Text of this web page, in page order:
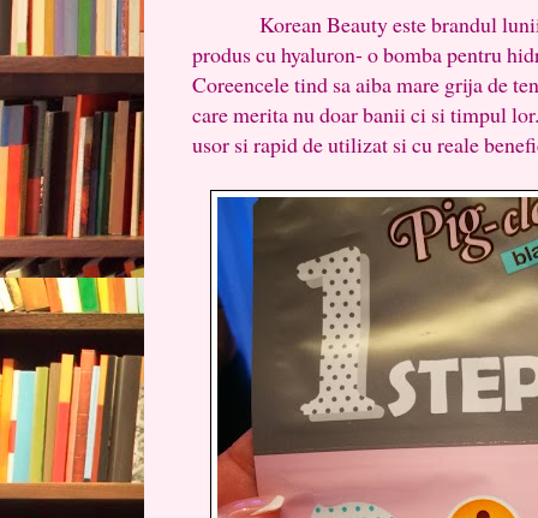
Korean Beauty este brandul lunii.
produs cu hyaluron- o bomba pentru
Coreencele tind sa aiba mare grija de
care merita nu doar banii ci si timpul
usor si rapid de utilizat si cu reale